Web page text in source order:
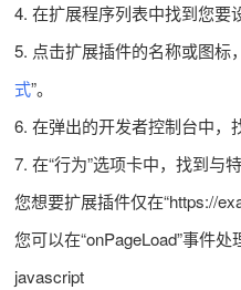
4. 在扩展程序列表中找到您要
5. 点击扩展插件的名称或图标
式”。
6. 在弹出的开发者控制台中，
7. 在“行为”选项卡中，找到与
您想要扩展插件仅在“https://
您可以在“onPageLoad”事件处
javascript